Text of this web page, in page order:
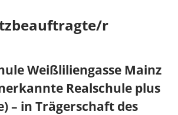
r
Weißliliengasse Mainz
Realschule plus
– in Trägerschaft des